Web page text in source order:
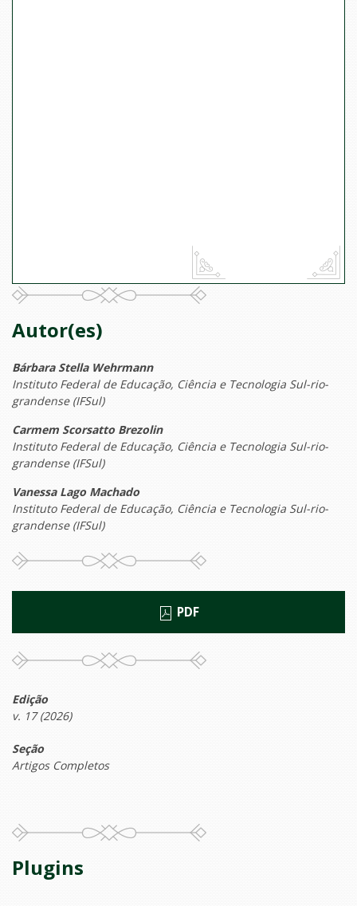
Autor(es)
Bárbara Stella Wehrmann
Instituto Federal de Educação, Ciência e Tecnologia Sul-rio-
grandense (IFSul)
Carmem Scorsatto Brezolin
Instituto Federal de Educação, Ciência e Tecnologia Sul-rio-
grandense (IFSul)
Vanessa Lago Machado
Instituto Federal de Educação, Ciência e Tecnologia Sul-rio-
grandense (IFSul)
PDF
Edição
v. 17 (2026)
Seção
Artigos Completos
Plugins